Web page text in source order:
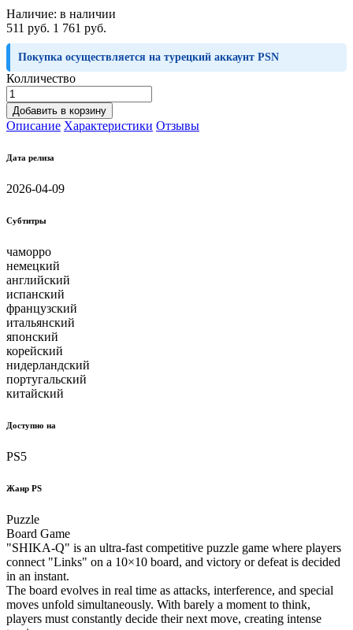
Наличие: в наличии
511 руб. 1 761 руб.
Покупка осуществляется на турецкий аккаунт PSN
Колличество
Добавить в корзину
Описание Характеристики Отзывы
Дата релиза
2026-04-09
Субтитры
чаморро
немецкий
английский
испанский
французский
итальянский
японский
корейский
нидерландский
португальский
китайский
Доступно на
PS5
Жанр PS
Puzzle
Board Game
"SHIKA-Q" is an ultra-fast competitive puzzle game where players
connect "Links" on a 10×10 board, and victory or defeat is decided
in an instant.
The board evolves in real time as attacks, interference, and special
moves unfold simultaneously. With barely a moment to think,
players must constantly decide their next move, creating intense